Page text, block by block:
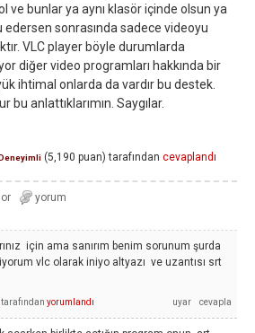
ve bunlar ya aynı klasör içinde olsun ya
edersen sonrasında sadece videoyu
VLC player böyle durumlarda
diğer video programları hakkında bir
ihtimal onlarda da vardır bu destek.
bu anlattıklarımın. Saygılar.
(5,190 puan) tarafından cevaplandı
için ama sanırım benim sorunum şurda
vlc olarak iniyo altyazı ve uzantısı srt
tarafından yorumlandı